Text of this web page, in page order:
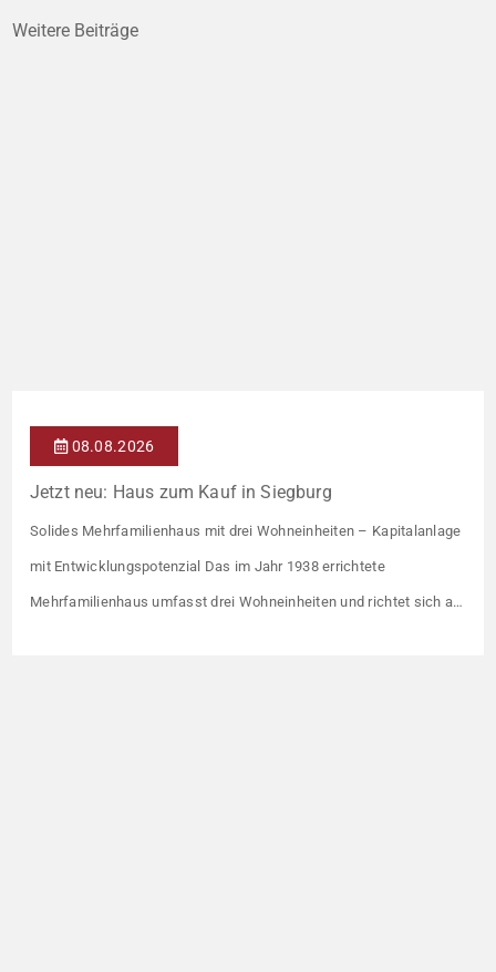
Weitere Beiträge
08.08.2026
Jetzt neu: Haus zum Kauf in Siegburg
Solides Mehrfamilienhaus mit drei Wohneinheiten – Kapitalanlage
mit Entwicklungspotenzial Das im Jahr 1938 errichtete
Mehrfamilienhaus umfasst drei Wohneinheiten und richtet sich an